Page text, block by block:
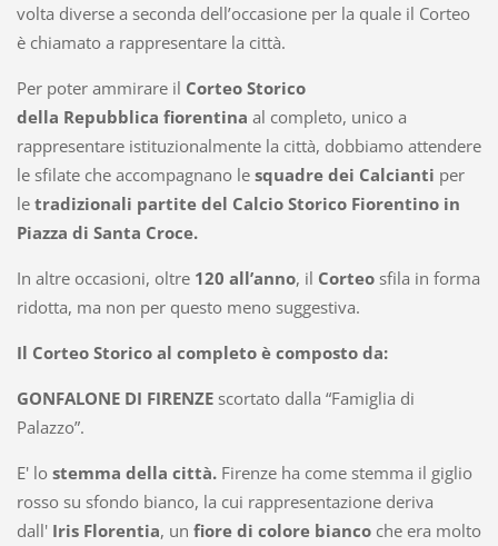
volta diverse a seconda dell’occasione per la quale il Corteo
è chiamato a rappresentare la città.
Per poter ammirare il Corteo Storico
della Repubblica fiorentina al completo, unico a
rappresentare istituzionalmente la città, dobbiamo attendere
le sfilate che accompagnano le squadre dei Calcianti per
le tradizionali partite del Calcio Storico Fiorentino in
Piazza di Santa Croce.
In altre occasioni, oltre 120 all’anno, il Corteosfila in forma
ridotta, ma non per questo meno suggestiva.
Il Corteo Storico al completo è composto da:
GONFALONE DI FIRENZEscortato dalla “Famiglia di
Palazzo”.
E' lo stemma della città.Firenze ha come stemma il giglio
rosso su sfondo bianco, la cui rappresentazione deriva
dall' Iris Florentia, un fiore di colore biancoche era molto